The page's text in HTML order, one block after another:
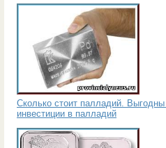
Сколько стоит палладий.
инвестиции в палладий